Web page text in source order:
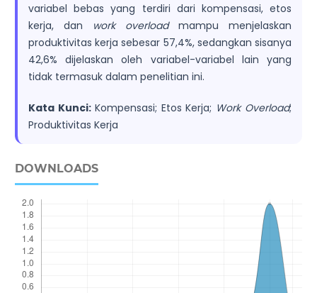
variabel bebas yang terdiri dari kompensasi, etos
kerja, dan work overloadmampu menjelaskan
produktivitas kerja sebesar 57,4%, sedangkan sisanya
42,6% dijelaskan oleh variabel-variabel lain yang
tidak termasuk dalam penelitian ini.
Kata Kunci: Kompensasi; Etos Kerja; Work Overload;
Produktivitas Kerja
DOWNLOADS